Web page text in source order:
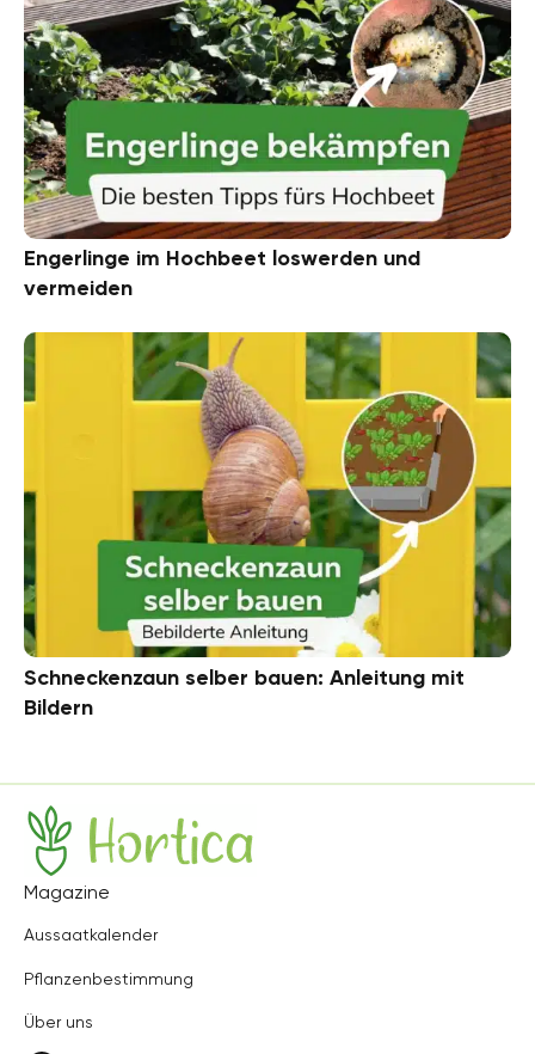
Engerlinge im Hochbeet loswerden und
vermeiden
Schneckenzaun selber bauen: Anleitung mit
Bildern
Hortica
Magazine
Aussaatkalender
Pflanzenbestimmung
Über uns